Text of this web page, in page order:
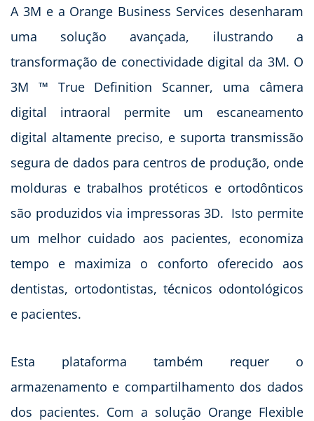
A 3M e a Orange Business Services desenharam
uma solução avançada, ilustrando a
transformação de conectividade digital da 3M. O
3M ™ True Definition Scanner, uma câmera
digital intraoral permite um escaneamento
digital altamente preciso, e suporta transmissão
segura de dados para centros de produção, onde
molduras e trabalhos protéticos e ortodônticos
são produzidos via impressoras 3D. Isto permite
um melhor cuidado aos pacientes, economiza
tempo e maximiza o conforto oferecido aos
dentistas, ortodontistas, técnicos odontológicos
e pacientes.
Esta plataforma também requer o
armazenamento e compartilhamento dos dados
dos pacientes. Com a solução Orange Flexible